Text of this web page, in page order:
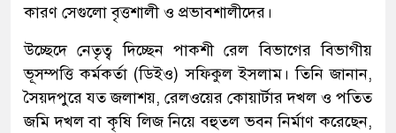
কারণ সেগুলো বৃত্তশালী ও প্রভাবশালীদের।
উচ্ছেদে নেতৃত্ব দিচ্ছেন পাকশী রেল বিভাগের বিভাগীয়
ভূসম্পত্তি কর্মকর্তা (ডিইও) সফিকুল ইসলাম। তিনি জানান,
সৈয়দপুরে যত জলাশয়, রেলওয়ের কোয়ার্টার দখল ও পতিত
জমি দখল বা কৃষি লিজ নিয়ে বহুতল ভবন নির্মাণ করেছেন,